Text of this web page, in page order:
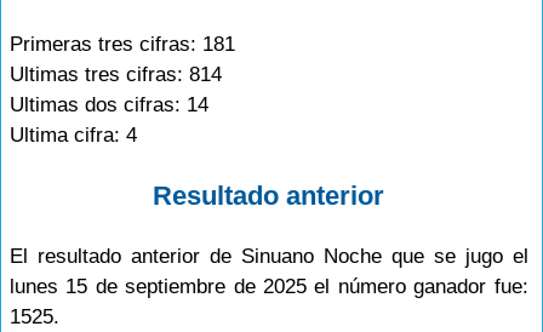
Primeras tres cifras: 181
Ultimas tres cifras: 814
Ultimas dos cifras: 14
Ultima cifra: 4
Resultado anterior
El resultado anterior de Sinuano Noche que se jugo el
lunes 15 de septiembre de 2025 el número ganador fue:
1525.